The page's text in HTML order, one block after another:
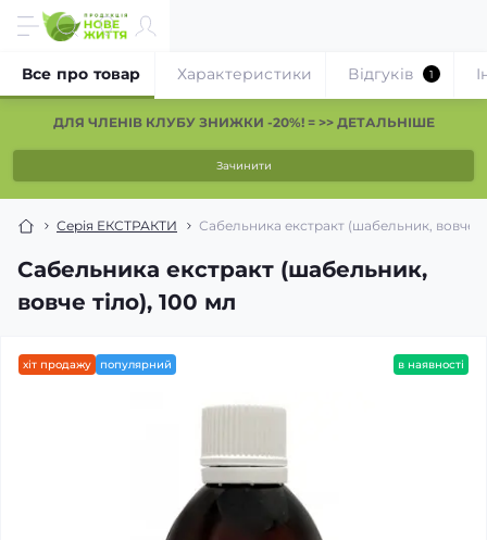
ДЛЯ ЧЛЕНІВ КЛУБУ ЗНИЖКИ -20%! = >> ДЕТАЛЬНІШЕ
Зачинити
Серія ЕКСТРАКТИ Сабельника екстракт (шабельник, вовче
Сабельника екстракт (шабельник,
вовче тіло), 100 мл
Все про товар Характеристики Відгуків 1
хіт продажу популярний в наявності